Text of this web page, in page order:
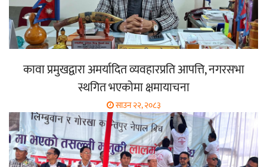
कावा प्रमुखद्वारा अमर्यादित व्यवहारप्रति आपत्ति, नगरसभा
स्थगित भएकोमा क्षमायाचना
साउन २२, २०८३